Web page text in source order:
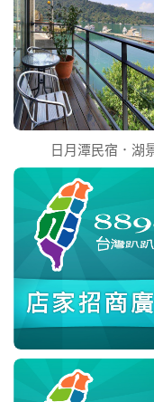
日月潭民宿．湖